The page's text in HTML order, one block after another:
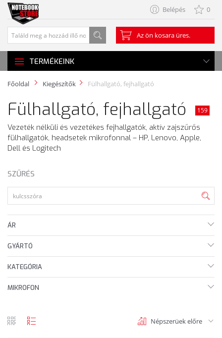
Belépés 0
Az ön kosara üres.
TERMÉKEINK
Főoldal Kiegészítők Fülhallgató, fejhallgató
Fülhallgató, fejhallgató 159
Vezeték nélküli és vezetékes fejhallgatók, aktív zajszűrős
fülhallgatók, headsetek mikrofonnal – HP, Lenovo, Apple,
Dell és Logitech
SZŰRÉS
ÁR
GYÁRTÓ
KATEGÓRIA
MIKROFON
Népszerüek előre